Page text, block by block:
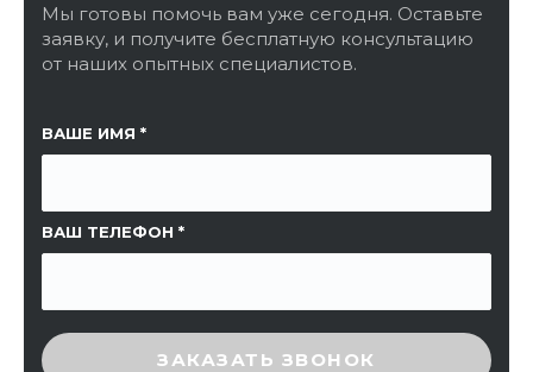
Мы готовы помочь вам уже сегодня. Оставьте
заявку, и получите бесплатную консультацию
от наших опытных специалистов.
ВАШЕ ИМЯ
ВАШ ТЕЛЕФОН
ССЫЛКА НА СТРАНИЦУ
ВВЕДИТЕ ПРОВЕРОЧНЫЙ КОД
ЗАКАЗАТЬ ЗВОНОК